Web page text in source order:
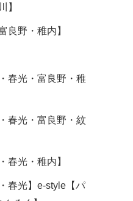
】
良野・稚内】
春光・富良野・稚
春光・富良野・紋
春光・稚内】
春光】e-style【パ